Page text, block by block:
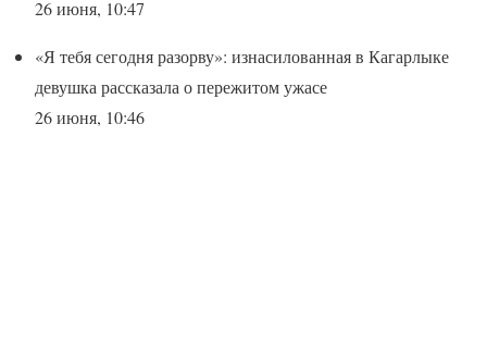
26 июня, 10:47
«Я тебя сегодня разорву»: изнасилованная в Кагарлыке
девушка рассказала о пережитом ужасе
26 июня, 10:46